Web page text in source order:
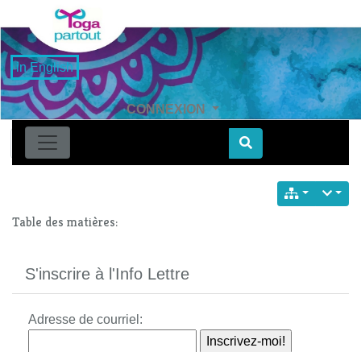
in English
CONNEXION
Find
Table des matières:
S'inscrire à l'Info Lettre
Adresse de courriel: